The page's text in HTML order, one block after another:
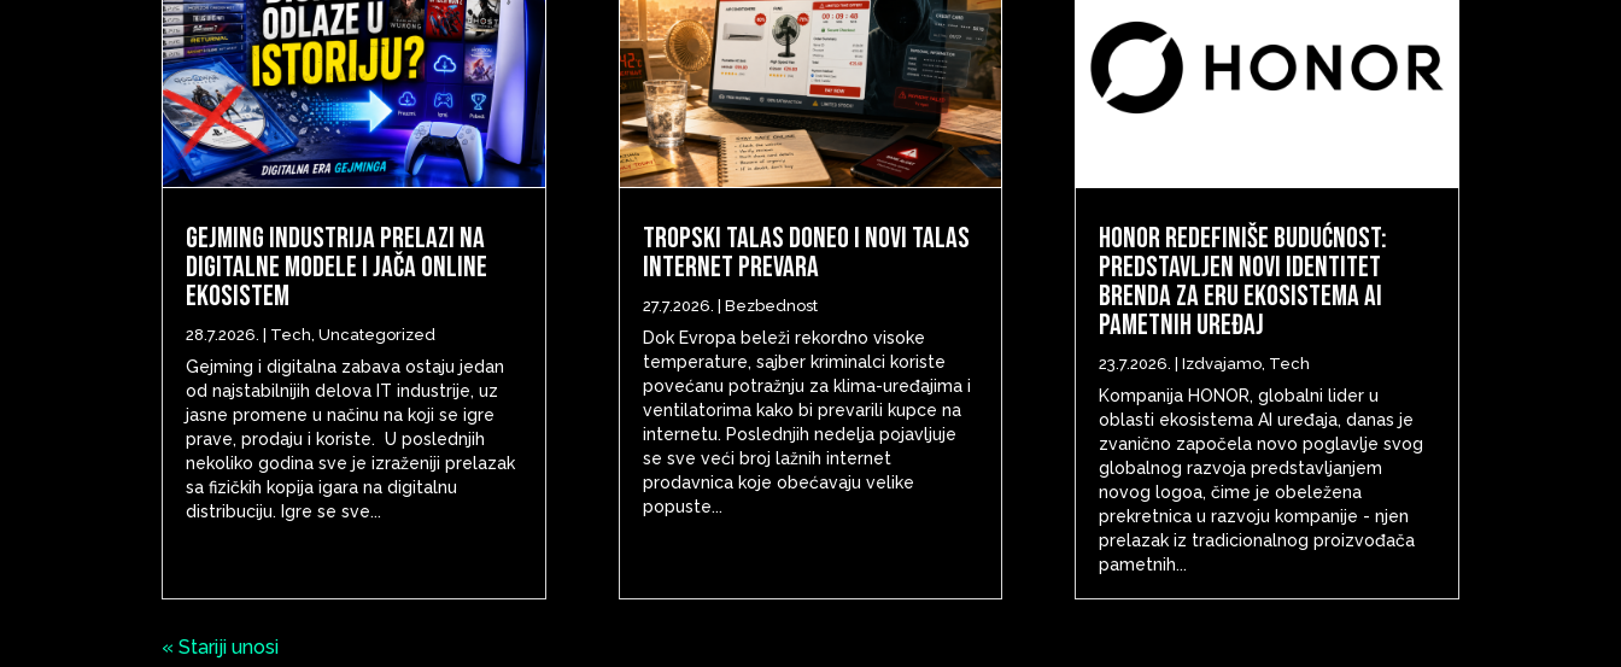
Gejming industrija prelazi na
digitalne modele i jača online
ekosistem
28.7.2026. Tech ,Uncategorized
Gejming i digitalna zabava ostaju jedan
od najstabilnijih delova IT industrije, uz
jasne promene u načinu na koji se igre
prave, prodaju i koriste. U poslednjih
nekoliko godina sve je izraženiji prelazak
sa fizičkih kopija igara na digitalnu
distribuciju. Igre se sve...
Tropski talas doneo i novi talas
internet prevara
27.7.2026. Bezbednost
Dok Evropa beleži rekordno visoke
temperature, sajber kriminalci koriste
povećanu potražnju za klima-uređajima i
ventilatorima kako bi prevarili kupce na
internetu. Poslednjih nedelja pojavljuje
se sve veći broj lažnih internet
prodavnica koje obećavaju velike
popuste...
HONOR redefiniše budućnost:
predstavljen novi identitet
brenda za eru ekosistema AI
pametnih uređaj
23.7.2026. Izdvajamo, Tech
Kompanija HONOR, globalni lider u
oblasti ekosistema AI uređaja, danas je
zvanično započela novo poglavlje svog
globalnog razvoja predstavljanjem
novog logoa, čime je obeležena
prekretnica u razvoju kompanije - njen
prelazak iz tradicionalnog proizvođača
pametnih...
« Stariji unosi